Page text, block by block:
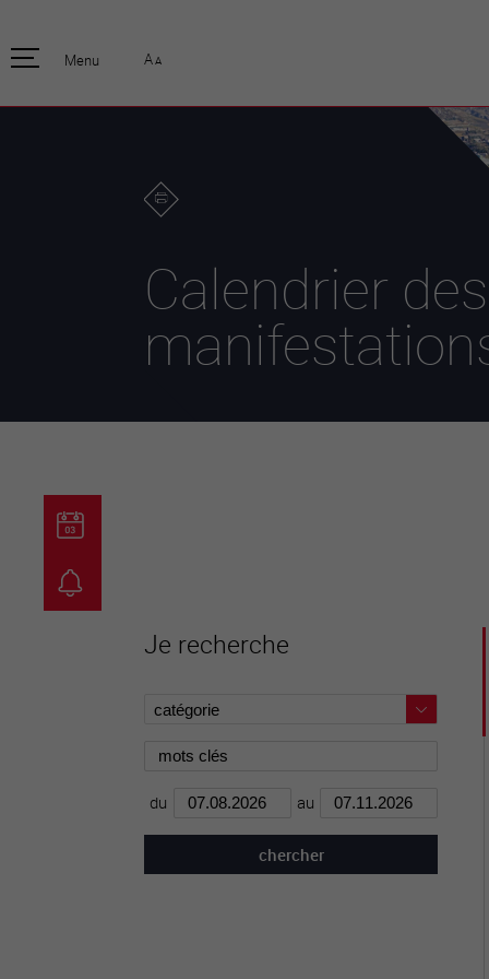
Enfants et écoliers
Formation
environnement
Informations parcelles
Guichet virtuel
Annuaire communal
Emplois
Organisation
communale
Programme de
législature
Stratégies
Jumelage
Menu A A
Calendrier des
Je recherche
du au